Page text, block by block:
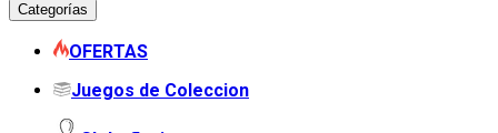
Categorías
OFERTAS
Juegos de Coleccion